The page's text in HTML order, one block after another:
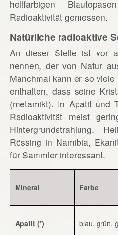
hellfarbigen
Radioaktivität gemessen.
Natürliche radioaktive
An dieser Stelle ist vor
nennen, der von Natur
Manchmal kann er so
enthalten, dass seine
(metamikt). In Apatit und
Radioaktivität meist
Hintergrundstrahlung.
Rössing in Namibia,
für Sammler interessant.
Mineral Farbe
Apatit (*) blau, grün,